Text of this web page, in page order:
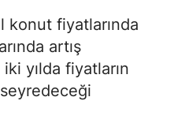
konut fiyatlarında
artış
yılda fiyatların